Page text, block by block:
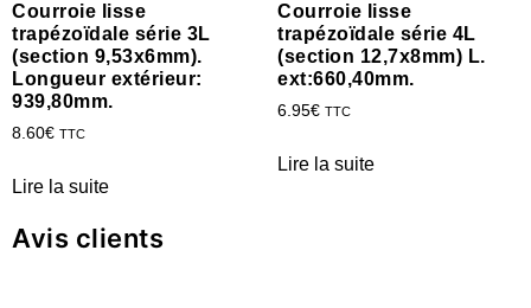
Courroie lisse
trapézoïdale série 3L
(section 9,53x6mm).
Longueur extérieur:
939,80mm.
8.60€ TTC
Lire la suite
Courroie lisse
trapézoïdale série 4L
(section 12,7x8mm) L.
ext:660,40mm.
6.95€ TTC
Lire la suite
Avis clients